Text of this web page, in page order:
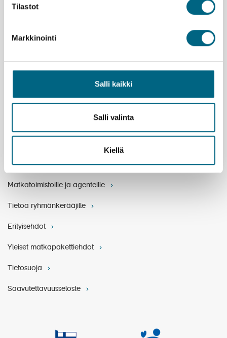
Tilastot
Markkinointi
Salli kaikki
Salli valinta
Kiellä
Yritystietoa
Henkilöstö
Työpaikat
Varaukset ja ehdot
Matkatoimistoille ja agenteille
Tietoa ryhmänkerääjille
Erityisehdot
Yleiset matkapakettiehdot
Tietosuoja
Saavutettavuusseloste